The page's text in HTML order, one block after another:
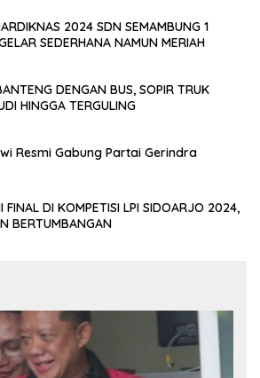
2024 SDN SEMAMBUNG 1
SEDERHANA NAMUN MERIAH
DENGAN BUS, SOPIR TRUK
HINGGA TERGULING
Resmi Gabung Partai Gerindra
FINAL DI KOMPETISI LPI SIDOARJO 2024,
BERTUMBANGAN